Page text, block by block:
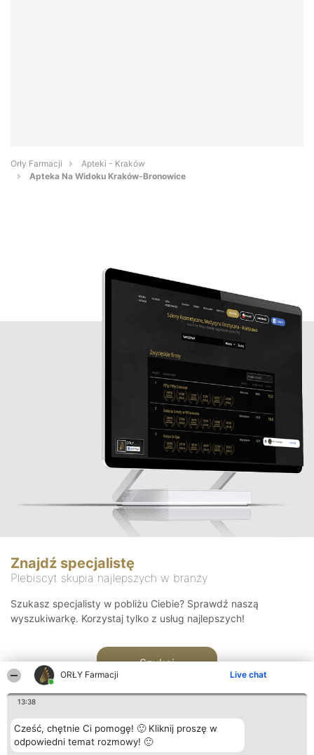
ORŁY Farmacji Live chat
13:38
Cześć, chętnie Ci pomogę! 🙂 Kliknij proszę w
odpowiedni temat rozmowy! 🙂
Orły Farmacji
Apteki - Kraków
Apteka Na Widoku Kraków-Bronowice
Znajdź specjalistę
Plebiscyt skupia najlepszych w branży
Szukasz specjalisty w pobliżu Ciebie? Sprawdź naszą
wyszukiwarkę. Korzystaj tylko z usług najlepszych!
Szukaj